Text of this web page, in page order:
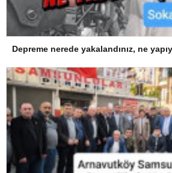
Depreme nerede yakalandınız, ne